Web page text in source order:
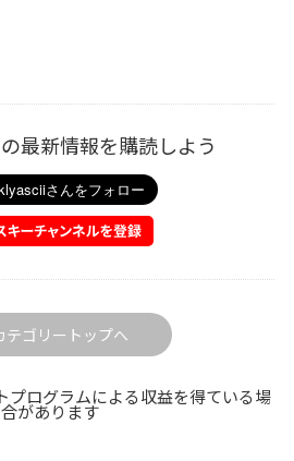
最新情報を購読しよう
テゴリートップへ
プログラムによる収益を得ている場
合があります